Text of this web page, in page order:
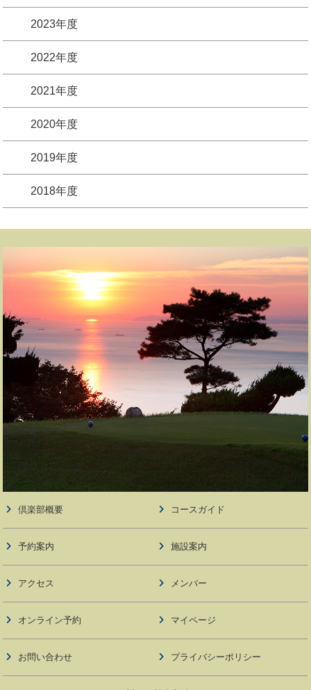
2023年度
2022年度
2021年度
2020年度
2019年度
2018年度
倶楽部概要 コースガイド
予約案内 施設案内
アクセス メンバー
オンライン予約 マイページ
お問い合わせ プライバシーポリシー